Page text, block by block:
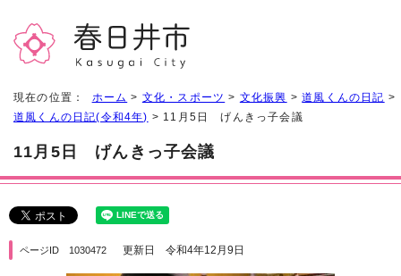
現在の位置： ホーム > 文化・スポーツ > 文化振興 >道風くんの日記 >
道風くんの日記(令和4年) > 11月5日 げんきっ子会議
11月5日 げんきっ子会議
ページID 1030472 更新日 令和4年12月9日